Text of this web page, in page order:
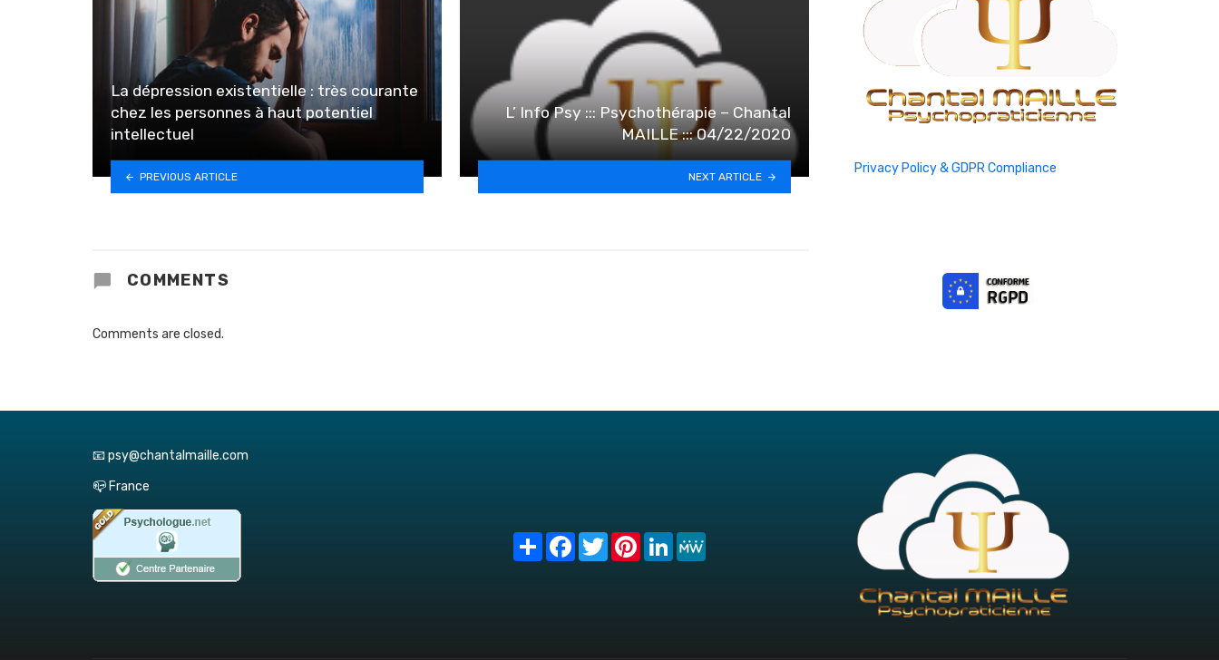
La dépression existentielle : très courante
chez les personnes à haut potentiel
intellectuel
PREVIOUS ARTICLE
L’ Info Psy ::: Psychothérapie – Chantal
MAILLE ::: 04/22/2020
NEXT ARTICLE
COMMENTS
Comments are closed.
Privacy Policy & GDPR Compliance
📧 psy@chantalmaille.com
📪 France
Share FacebookTwitterPinterest
LinkedIn